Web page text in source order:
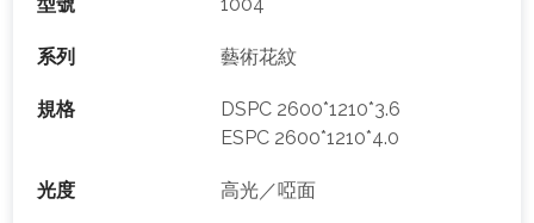
系列 藝術花紋
規格
DSPC 2600*1210*3.6
ESPC 2600*1210*4.0
光度 高光／啞面